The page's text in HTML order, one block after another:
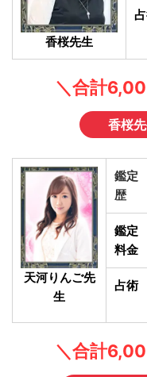
香桜先生
＼合計
香桜
天河りんご先
生
鑑定
歴
鑑定
料金
占術
＼合計